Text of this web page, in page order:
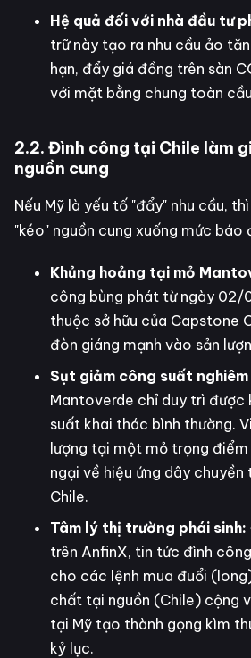
Hệ quả đối với nhà đầu tư
trữ này tạo ra nhu cầu ảo
hạn, đẩy giá đồng trên sàn
với mặt bằng chung toàn
2.2. Đình công tại Chile làm
nguồn cung
Nếu Mỹ là yếu tố "đẩy" nhu cầu,
"kéo" nguồn cung xuống mức báo
Khủng hoảng tại mỏ
công bùng phát từ ngày 02/
thuộc sở hữu của Capstone
đòn giáng mạnh vào sản
Sụt giảm công suất
Mantoverde chỉ duy trì được
suất khai thác bình thường.
lượng tại một mỏ trọng
ngại về hiệu ứng dây
Chile.
Tâm lý thị trường phái sinh:
trên AnfinX, tin tức đình
cho các lệnh mua đuổi
chất tại nguồn (Chile) cộng
tại Mỹ tạo thành gọng kìm
kỷ lục.